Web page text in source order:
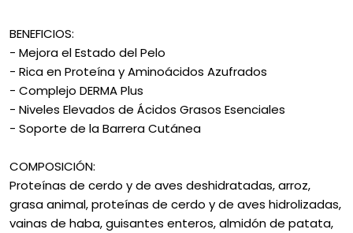
BENEFICIOS:
- Mejora el Estado del Pelo
- Rica en Proteína y Aminoácidos Azufrados
- Complejo DERMA Plus
- Niveles Elevados de Ácidos Grasos Esenciales
- Soporte de la Barrera Cutánea
COMPOSICIÓN:
Proteínas de cerdo y de aves deshidratadas, arroz,
grasa animal, proteínas de cerdo y de aves hidrolizadas,
vainas de haba, guisantes enteros, almidón de patata,